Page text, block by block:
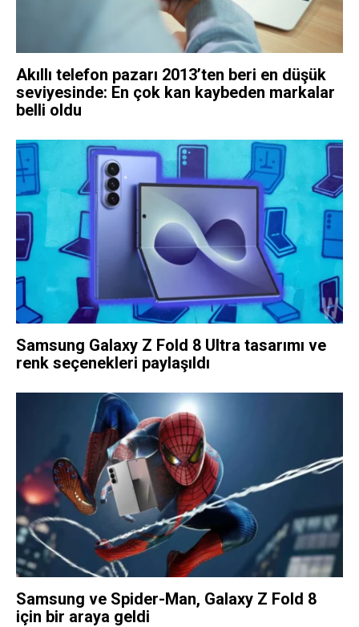
Akıllı telefon pazarı 2013’ten beri en düşük
seviyesinde: En çok kan kaybeden markalar
belli oldu
Samsung Galaxy Z Fold 8 Ultra tasarımı ve
renk seçenekleri paylaşıldı
Samsung ve Spider-Man, Galaxy Z Fold 8
için bir araya geldi